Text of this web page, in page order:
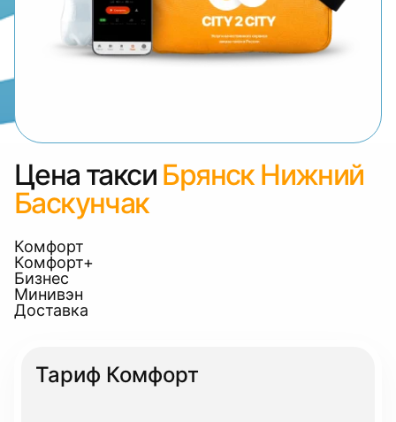
Цена такси Брянск Нижний
Баскунчак
Комфорт
Комфорт+
Бизнес
Минивэн
Доставка
Тариф Комфорт